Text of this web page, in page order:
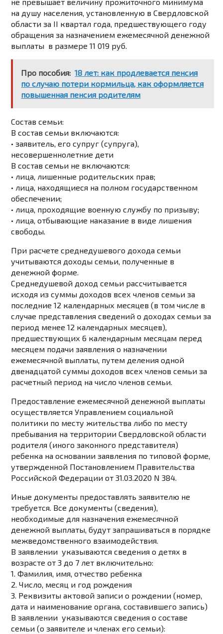
на душу населения, установленную в Свердловской
области за II квартал года, предшествующего году
обращения за назначением ежемесячной денежной
выплаты в размере 11 019 руб.
Про пособия: 18 лет: как продлевается пенсия
по случаю потери кормильца, как оформляется
повышенная пенсия родителям
Состав семьи:
В состав семьи включаются:
• заявитель, его супруг (супруга),
несовершеннолетние дети
В состав семьи не включаются:
• лица, лишенные родительских прав;
• лица, находящиеся на полном государственном
обеспечении;
• лица, проходящие военную службу по призыву;
• лица, отбывающие наказание в виде лишения
свободы.
При расчете среднедушевого дохода семьи
учитываются доходы семьи, полученные в
денежной форме.
Среднедушевой доход семьи рассчитывается
исходя из суммы доходов всех членов семьи за
последние 12 календарных месяцев (в том числе в
случае представления сведений о доходах семьи за
период менее 12 календарных месяцев),
предшествующих 6 календарным месяцам перед
месяцем подачи заявления о назначении
ежемесячной выплаты, путем деления одной
двенадцатой суммы доходов всех членов семьи за
расчетный период на число членов семьи.
Предоставление ежемесячной денежной выплаты
осуществляется Управлением социальной
политики по месту жительства либо по месту
пребывания на территории Свердловской области
родителя (иного законного представителя)
ребенка на основании заявления по типовой форме,
утвержденной Постановлением Правительства
Российской Федерации от 31.03.2020 N 384.
Иные документы предоставлять заявителю не
требуется. Все документы (сведения),
необходимые для назначения ежемесячной
денежной выплаты, будут запрашиваться в порядке
межведомственного взаимодействия.
В заявлении указываются сведения о детях в
возрасте от 3 до 7 лет включительно:
1. Фамилия, имя, отчество ребенка
2. Число, месяц и год рождения
3. Реквизиты актовой записи о рождении (номер,
дата и наименование органа, составившего запись)
В заявлении указываются сведения о составе
семьи (о заявителе и членах его семьи):